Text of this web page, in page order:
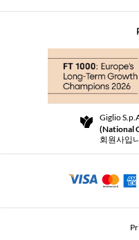
Community Store
Beauty Seekers VIP Club
반품 및 환불
For a safe shopping experience
Security Communication
Giglio
(National
회원사입